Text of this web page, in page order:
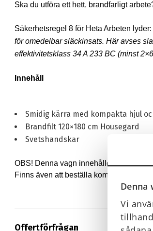
Denna
Vi
Ska du utföra ett hett, brandfarligt
Säkerhetsregel 8 för Heta Arbeten lyder:
för omedelbar släckinsats. Här avses
effektivitetsklass 34 A 233 BC (minst
Innehåll
Smidig kärra med kompakta hjul
Brandfilt 120×180 cm Housegard
Svetshandskar
OBS! Denna vagn innehåller inte
Finns även att beställa komplett med
Offertförfrågan